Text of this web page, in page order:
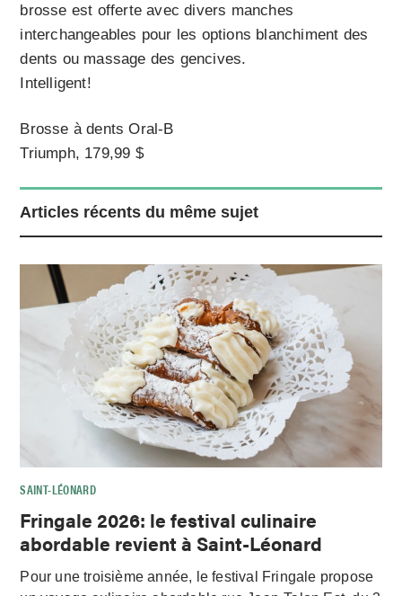
brosse est offerte avec divers manches
interchangeables pour les options blanchiment des
dents ou massage des gencives.
Intelligent!
Brosse à dents Oral-B
Triumph, 179,99 $
Articles récents du même sujet
SAINT-LÉONARD
Fringale 2026: le festival culinaire
abordable revient à Saint-Léonard
Pour une troisième année, le festival Fringale propose